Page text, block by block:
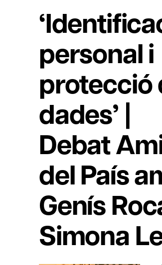
personal i
protecció
dades’ |
Debat
del País
Genís
Simona